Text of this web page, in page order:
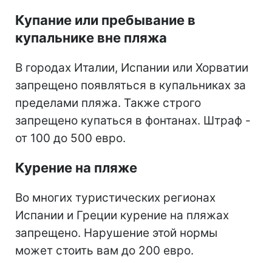
Купание или пребывание в
купальнике вне пляжа
В городах Италии, Испании или Хорватии
запрещено появляться в купальниках за
пределами пляжа. Также строго
запрещено купаться в фонтанах. Штраф -
от 100 до 500 евро.
Курение на пляже
Во многих туристических регионах
Испании и Греции курение на пляжах
запрещено. Нарушение этой нормы
может стоить вам до 200 евро.